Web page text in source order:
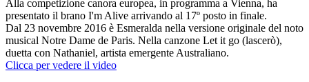
Alla competizione canora europea, in programma a Vienna, ha
presentato il brano I'm Alive arrivando al 17º posto in finale.
Dal 23 novembre 2016 è Esmeralda nella versione originale del noto
musical Notre Dame de Paris. Nella canzone Let it go (lascerò),
duetta con Nathaniel, artista emergente Australiano.
Clicca per vedere il video